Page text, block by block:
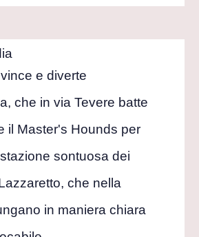
e diverte
che in via Tevere batte
il Master's Hounds per
sontuosa dei
che nella
in maniera chiara